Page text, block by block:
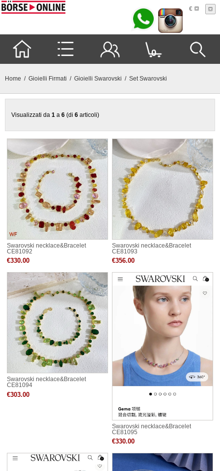
€
0
Home / Gioielli Firmati / Gioielli Swarovski / Set Swarovski
Visualizzati da 1 a 6 (di 6 articoli)
Swarovski necklace&Bracelet
CE81092
€330.00
Swarovski necklace&Bracelet
CE81093
€356.00
Swarovski necklace&Bracelet
CE81094
€303.00
Swarovski necklace&Bracelet
CE81095
€330.00